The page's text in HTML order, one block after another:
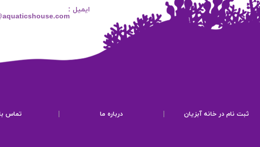
ایمیل :
ثبت نام در خانه آبزیان درباره ما تماس